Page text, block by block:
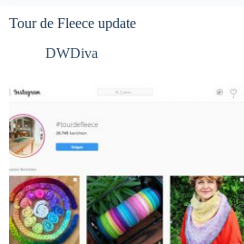
Tour de Fleece update
DWDiva